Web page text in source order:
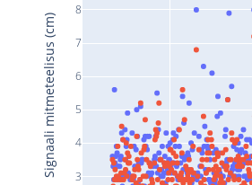
3
4
5
6
7
8
Signaali mitmeteelisus (cm)